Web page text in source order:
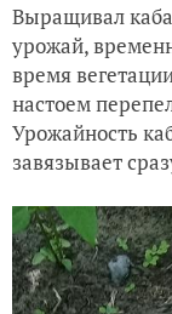
Выращивал
урожай,
время
настоем
Урожайность
завязывает